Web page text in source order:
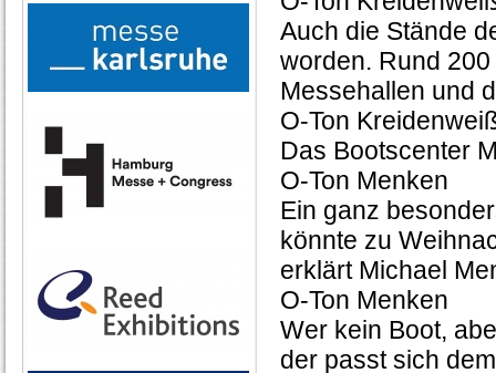
Auch die Stände
worden. Rund
Messehallen und
O-Ton
Das Bootscenter
O-Ton Menken
Ein ganz
könnte zu
erklärt Michael
O-Ton Menken
Wer kein Boot,
der passt sich